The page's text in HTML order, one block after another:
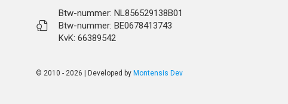
Btw-nummer: NL856529138B01
Btw-nummer: BE0678413743
KvK: 66389542
© 2010 - 2026 | Developed by Montensis Dev